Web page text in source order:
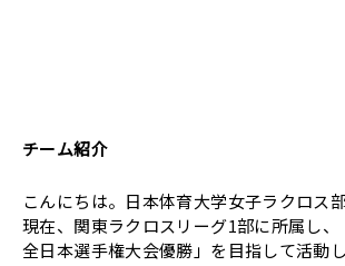
チーム紹介
こんにちは。日本体育大学女子ラクロス部
現在、関東ラクロスリーグ1部に所属し、
全日本選手権大会優勝」を目指して活動し